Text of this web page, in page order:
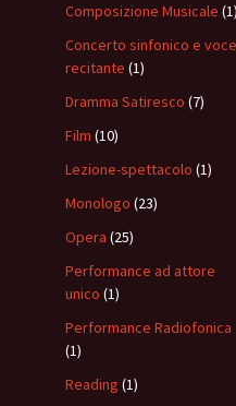
Composizione Musicale (1)
Concerto sinfonico e voce
recitante (1)
Dramma Satiresco (7)
Film (10)
Lezione-spettacolo (1)
Monologo (23)
Opera (25)
Performance ad attore
unico (1)
Performance Radiofonica
(1)
Reading (1)